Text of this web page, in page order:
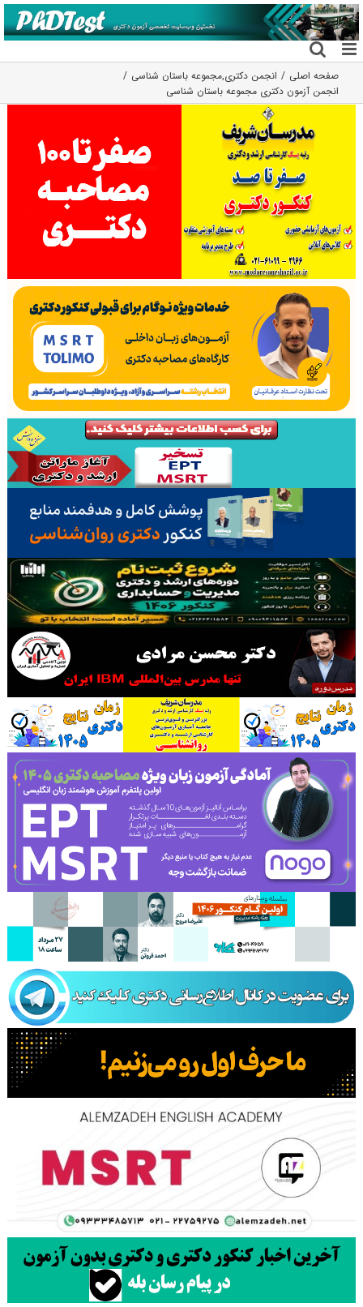
رفتن
به
محتوا
صفحه اصلی انجمن دکتری,مجموعه باستان شناسی
انجمن آزمون دکتری مجموعه باستان‌ شناسی